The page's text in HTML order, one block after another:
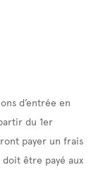
d’entrée en
du 1er
payer un frais
doit être payé aux